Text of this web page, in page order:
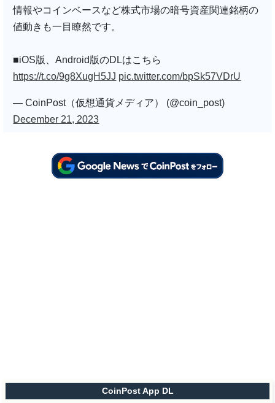
情報やコインベースなど株式市場の暗号資産関連銘柄の
値動きも一目瞭然です。
■iOS版、Android版のDLはこちら
https://t.co/9g8XugH5JJ pic.twitter.com/bpSk57VDrU
— CoinPost（仮想通貨メディア） (@coin_post)
December 21, 2023
CoinPost App DL